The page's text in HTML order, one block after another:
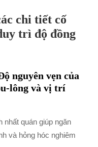
chi tiết cố
trì độ đồng
nguyên vẹn của
lông và vị trí
nhất quán giúp ngăn
và hỏng hóc nghiêm